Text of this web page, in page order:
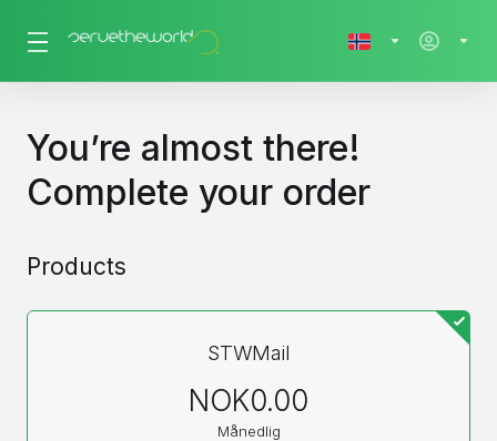
You’re almost there!
Complete your order
Products
STWMail
NOK0.00
Månedlig